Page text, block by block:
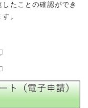
たことの確認ができ
。